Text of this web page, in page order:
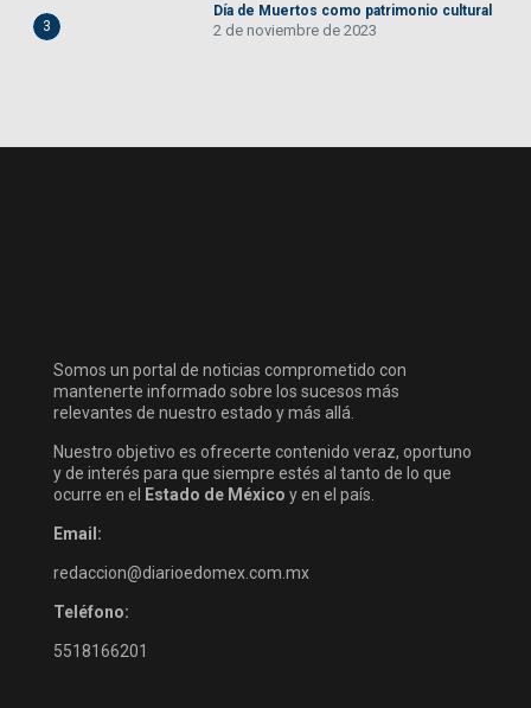
3
Día de Muertos como patrimonio cultural
2 de noviembre de 2023
Somos un portal de noticias comprometido con
mantenerte informado sobre los sucesos más
relevantes de nuestro estado y más allá.
Nuestro objetivo es ofrecerte contenido veraz, oportuno
y de interés para que siempre estés al tanto de lo que
ocurre en el
Estado de México y en el país.
Email:
redaccion@diarioedomex.com.mx
Teléfono:
5518166201